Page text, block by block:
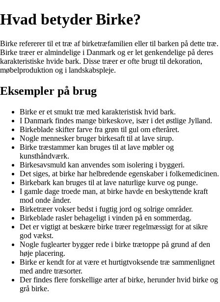
Hvad betyder Birke?
Birke refererer til et træ af birketræfamilien eller til barken på dette træ.
Birke træer er almindelige i Danmark og er let genkendelige på deres
karakteristiske hvide bark. Disse træer er ofte brugt til dekoration,
møbelproduktion og i landskabspleje.
Eksempler på brug
Birke er et smukt træ med karakteristisk hvid bark.
I Danmark findes mange birkeskove, især i det østlige Jylland.
Birkeblade skifter farve fra grøn til gul om efteråret.
Nogle mennesker bruger birkesaft til at lave sirup.
Birke træstammer kan bruges til at lave møbler og
kunsthåndværk.
Birkesavsmuld kan anvendes som isolering i byggeri.
Det siges, at birke har helbredende egenskaber i folkemedicinen.
Birkebark kan bruges til at lave naturlige kurve og punge.
I gamle dage troede man, at birke havde en beskyttende kraft
mod onde ånder.
Birketræer vokser bedst i fugtig jord og solrige områder.
Birkeblade rasler behageligt i vinden på en sommerdag.
Det er vigtigt at beskære birke træer regelmæssigt for at sikre
god vækst.
Nogle fuglearter bygger rede i birke trætoppe på grund af den
høje placering.
Birke er kendt for at være et hurtigtvoksende træ sammenlignet
med andre træsorter.
Der findes flere forskellige arter af birke, herunder hvid birke og
grå birke.